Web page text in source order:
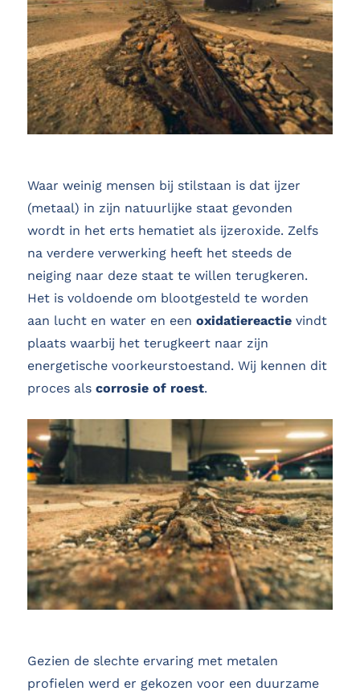
Waar weinig mensen bij stilstaan is dat ijzer
(metaal) in zijn natuurlijke staat gevonden
wordt in het erts hematiet als ijzeroxide. Zelfs
na verdere verwerking heeft het steeds de
neiging naar deze staat te willen terugkeren.
Het is voldoende om blootgesteld te worden
aan lucht en water en een oxidatiereactievindt
plaats waarbij het terugkeert naar zijn
energetische voorkeurstoestand. Wij kennen dit
proces als corrosie of roest.
Gezien de slechte ervaring met metalen
profielen werd er gekozen voor een duurzame